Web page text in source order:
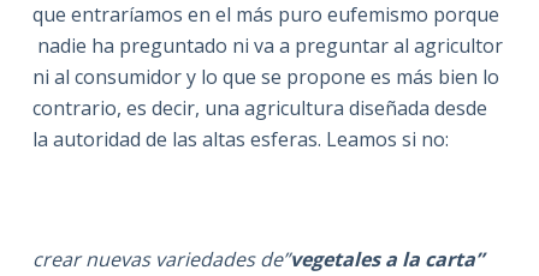
que entraríamos en el más puro eufemismo porque
nadie ha preguntado ni va a preguntar al agricultor
ni al consumidor y lo que se propone es más bien lo
contrario, es decir, una agricultura diseñada desde
la autoridad de las altas esferas. Leamos si no:
crear nuevas variedades de”vegetales a la carta”